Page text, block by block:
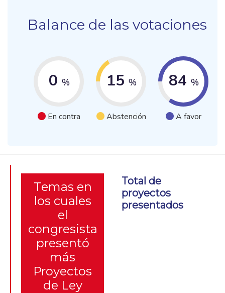
Balance de las votaciones
0 %
En contra
15 %
Abstención
84 %
A favor
Temas en
los cuales
el
congresista
presentó
más
Proyectos
de Ley
Total de
proyectos
presentados